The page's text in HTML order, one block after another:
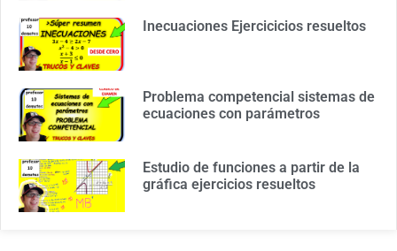
Inecuaciones Ejercicicios resueltos
Problema competencial sistemas de
ecuaciones con parámetros
Estudio de funciones a partir de la
gráfica ejercicios resueltos